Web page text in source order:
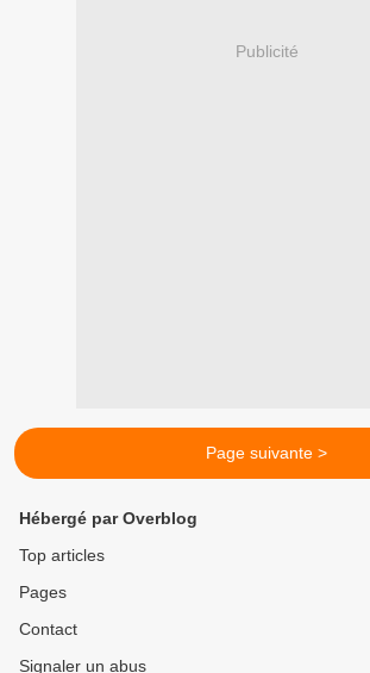
Publicité
Page suivante >
Hébergé par Overblog
Top articles
Pages
Contact
Signaler un abus